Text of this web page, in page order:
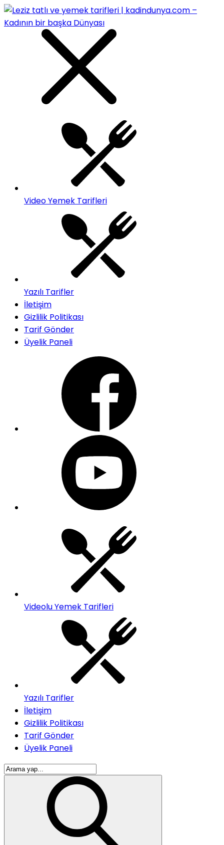
Video Yemek Tarifleri
Yazılı Tarifler
İletişim
Gizlilik Politikası
Tarif Gönder
Üyelik Paneli
Videolu Yemek Tarifleri
Yazılı Tarifler
İletişim
Gizlilik Politikası
Tarif Gönder
Üyelik Paneli